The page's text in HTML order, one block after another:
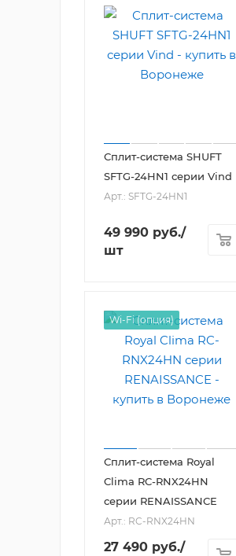
Сплит-система SHUFT
SFTG-24HN1 серии Vind
Арт.: SFTG-24HN1
49 990 руб./
шт
Wi-Fi (опция)
Сплит-система Royal
Clima RC-RNX24HN
серии RENAISSANCE
Арт.: RC-RNX24HN
27 490 руб./